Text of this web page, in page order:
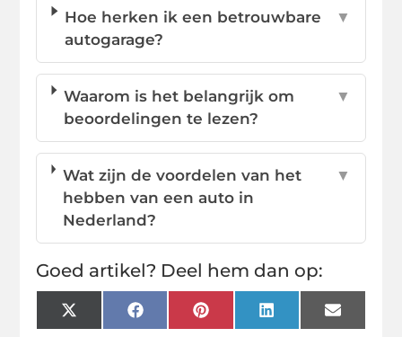
Hoe herken ik een betrouwbare
autogarage?
▼
Waarom is het belangrijk om
beoordelingen te lezen?
▼
Wat zijn de voordelen van het
hebben van een auto in
Nederland?
▼
Goed artikel? Deel hem dan op:
X
(Twitter)
FacebookPinterestLinkedInEmail